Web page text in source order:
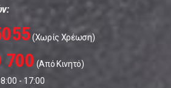
(Χωρίς Χρέωση)
700 (Από Κινητό)
- 17:00